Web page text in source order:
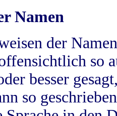
Namen
der
so
besser
so